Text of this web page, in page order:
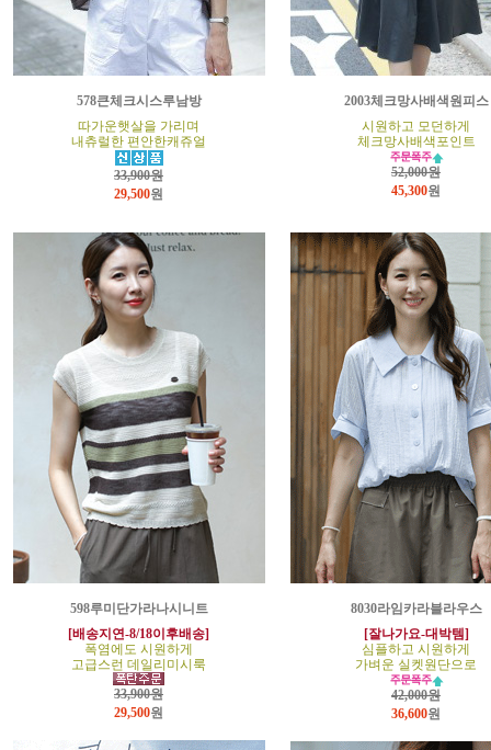
578큰체크시스루남방
따가운햇살을 가리며
내츄럴한 편안한캐쥬얼
33,900원
29,500원
2003체크망사배색원피스
시원하고 모던하게
체크망사배색포인트
52,000원
45,300원
598루미단가라나시니트
[배송지연-8/18이후배송]
폭염에도 시원하게
고급스런 데일리미시룩
33,900원
29,500원
8030라임카라블라우스
[잘나가요-대박템]
심플하고 시원하게
가벼운 실켓원단으로
42,000원
36,600원